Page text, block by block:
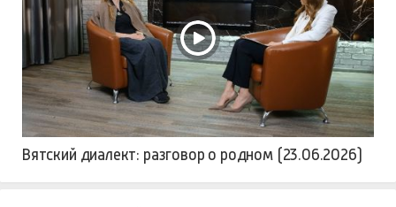
Вятский диалект: разговор о родном (23.06.2026)